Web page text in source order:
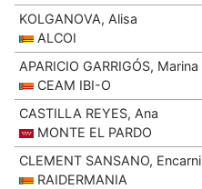
KOLGANOVA, Alisa
ALCOI
APARICIO GARRIGÓS, Marina
CEAM IBI-O
CASTILLA REYES, Ana
MONTE EL PARDO
CLEMENT SANSANO, Encarni
RAIDERMANIA